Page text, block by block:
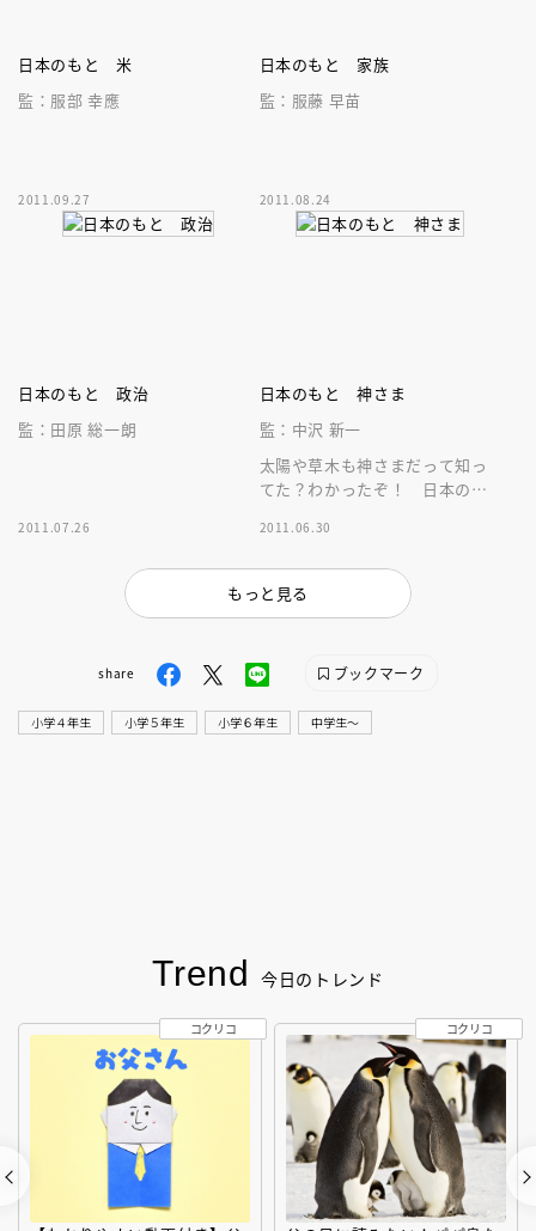
日本のもと 米
監：服部 幸應
2011.09.27
日本のもと 家族
監：服藤 早苗
2011.08.24
日本のもと 政治
監：田原 総一朗
2011.07.26
日本のもと 神さま
監：中沢 新一
太陽や草木も神さまだって知っ
てた？わかったぞ！ 日本のな
のすがた
2011.06.30
もっと見る
share ブックマーク
小学４年生 小学５年生 小学６年生 中学生〜
Trend 今日のトレンド
コクリコ コクリコ